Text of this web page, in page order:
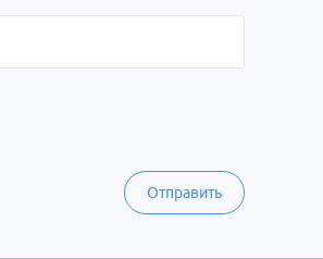
Отправить